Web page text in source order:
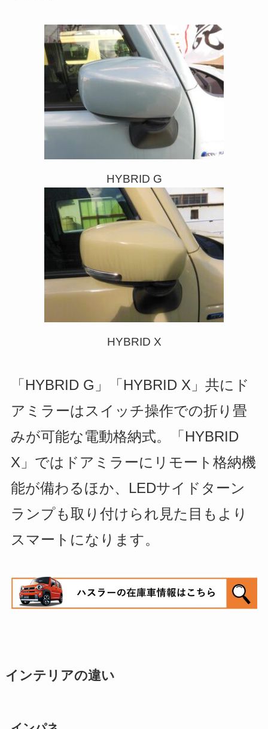
HYBRID G
HYBRID X
「HYBRID G」「HYBRID X」共にド
アミラーはスイッチ操作での折り畳
みが可能な電動格納式。「HYBRID
X」ではドアミラーにリモート格納機
能が備わるほか、LEDサイドターン
ランプも取り付けられ見た目もより
スマートになります。
インテリアの違い